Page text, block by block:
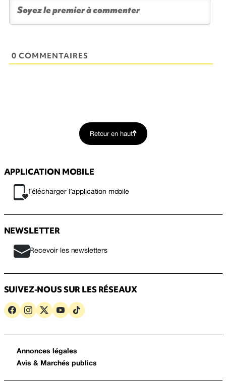
0 COMMENTAIRES
Retour en haut
APPLICATION MOBILE
Télécharger l’application mobile
NEWSLETTER
Recevoir les newsletters
SUIVEZ-NOUS SUR LES RÉSEAUX
Annonces légales
Avis & Marchés publics